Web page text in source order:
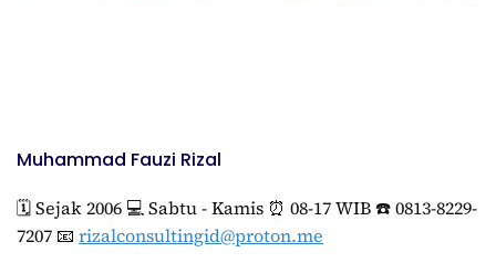
Muhammad Fauzi Rizal
🗓️ Sejak 2006 💻 Sabtu - Kamis ⏰ 08-17 WIB ☎️ 0813-8229-
7207 📧 rizalconsultingid@proton.me